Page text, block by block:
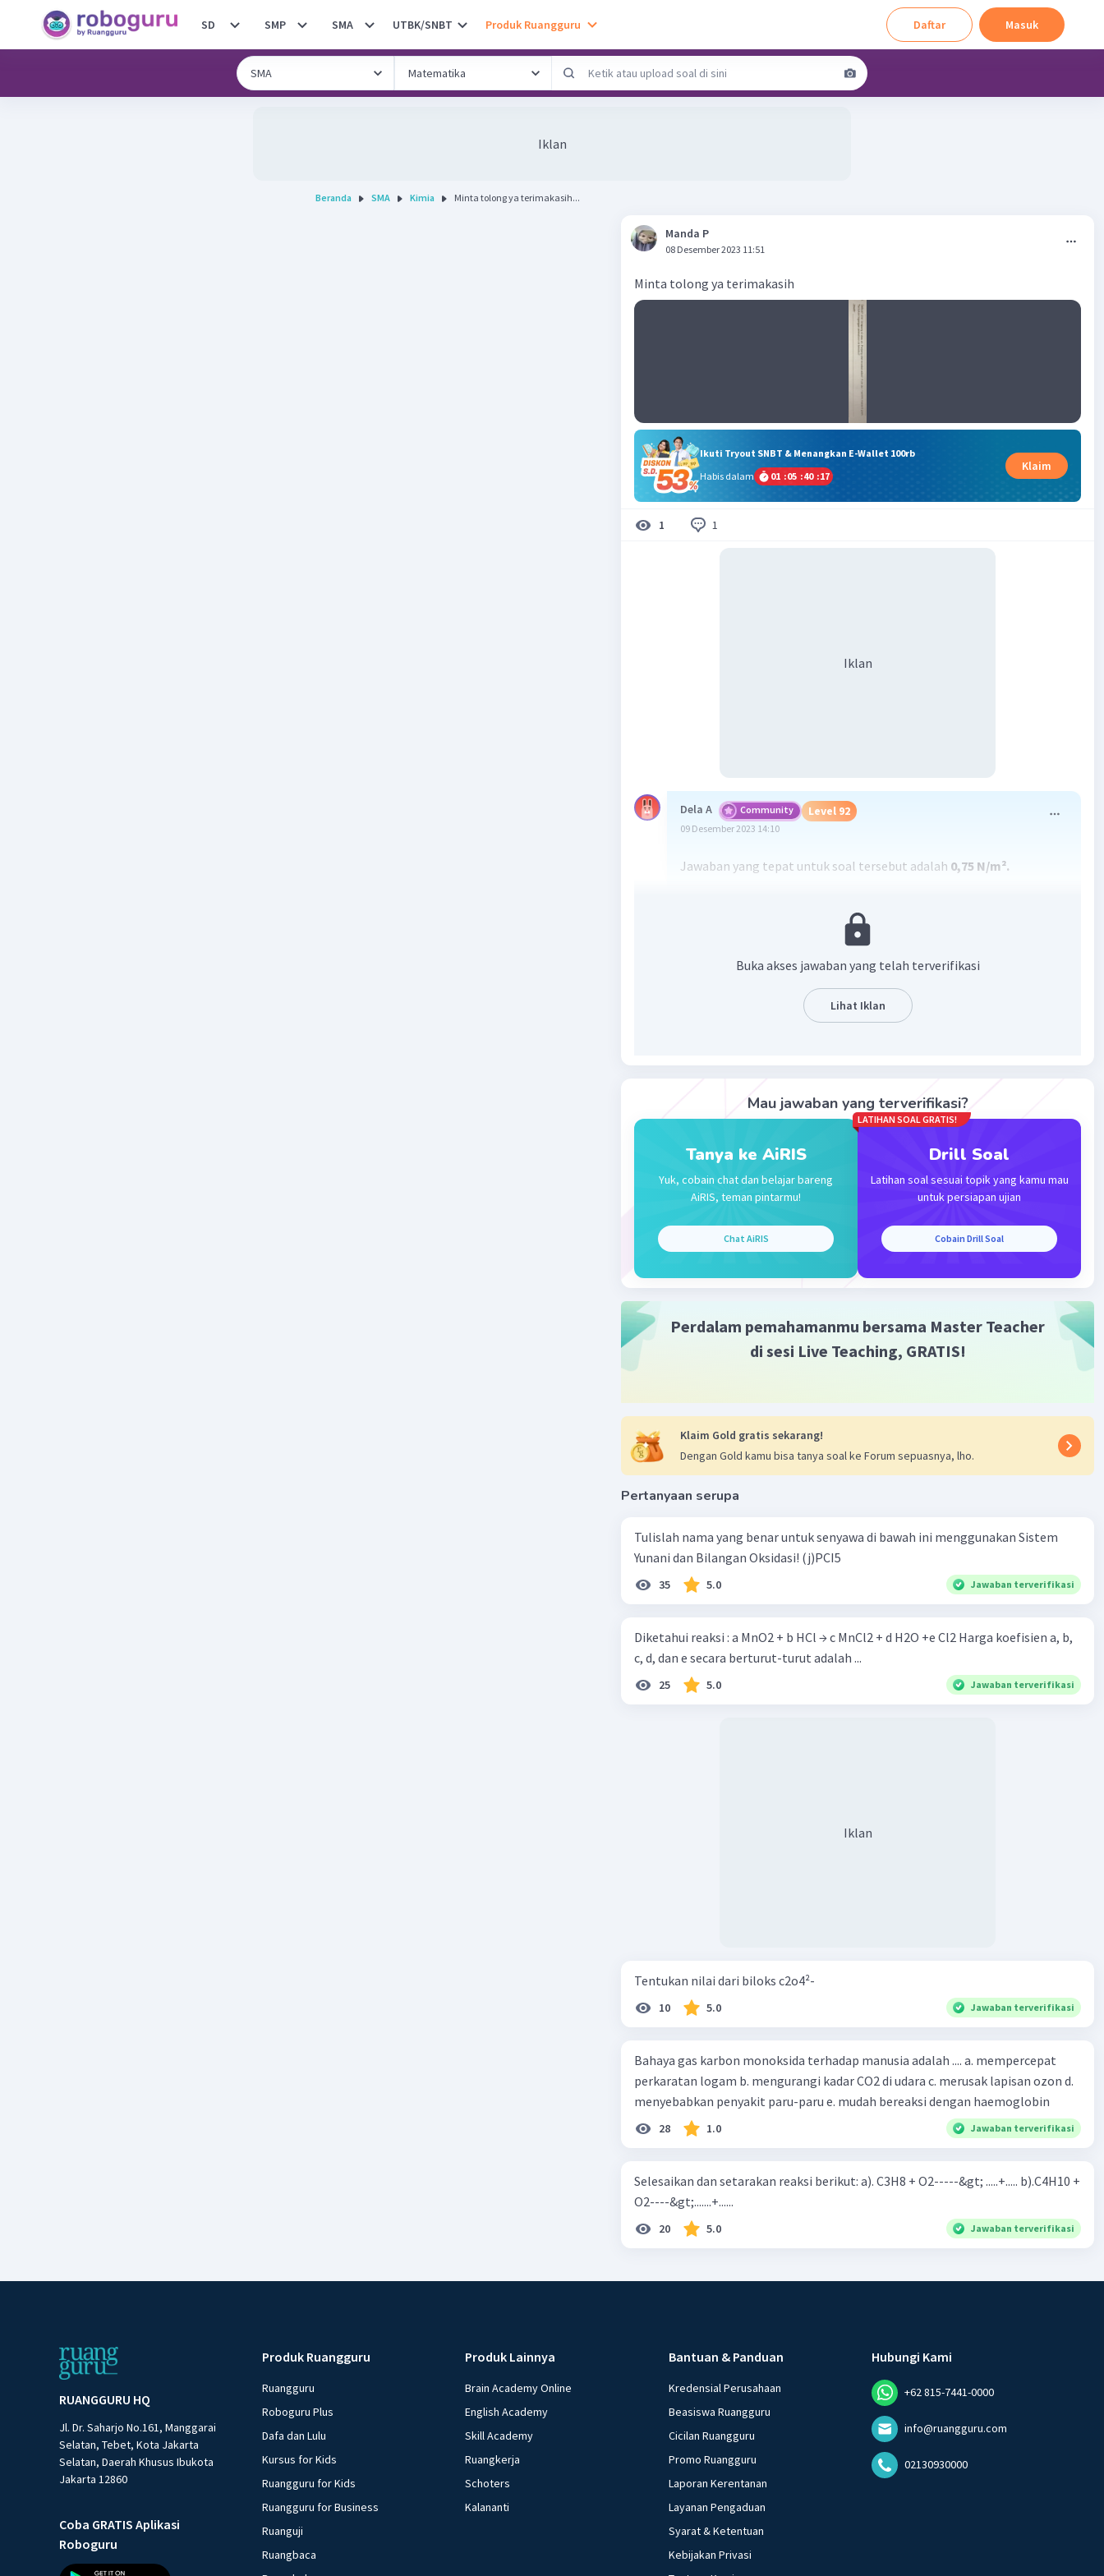
SD SMP SMA UTBK/SNBT Produk Ruangguru Daftar Masuk
Iklan
Beranda SMA Kimia Minta tolong ya terimakasih...
Manda P
08 Desember 2023 11:51
Minta tolong ya terimakasih
Ikuti Tryout SNBT & Menangkan E-Wallet 100rb
Habis dalam
01 :05 :40 :17
Klaim
1 1
Iklan
Dela A Community Level 92
09 Desember 2023 14:10
Jawaban yang tepat untuk soal tersebut adalah 0,75 N/m².
Buka akses jawaban yang telah terverifikasi
Lihat Iklan
Mau jawaban yang terverifikasi?
Tanya ke AiRIS
Yuk, cobain chat dan belajar bareng
AiRIS, teman pintarmu!
Chat AiRIS
LATIHAN SOAL GRATIS!
Drill Soal
Latihan soal sesuai topik yang kamu mau
untuk persiapan ujian
Cobain Drill Soal
Perdalam pemahamanmu bersama Master Teacher
di sesi Live Teaching, GRATIS!
Klaim Gold gratis sekarang!
Dengan Gold kamu bisa tanya soal ke Forum sepuasnya, lho.
Pertanyaan serupa
Tulislah nama yang benar untuk senyawa di bawah ini menggunakan Sistem
Yunani dan Bilangan Oksidasi! (j)PCI5
35 5.0 Jawaban terverifikasi
Diketahui reaksi : a MnO2 + b HCl → c MnCl2 + d H2O +e Cl2 Harga koefisien a, b,
c, d, dan e secara berturut-turut adalah ...
25 5.0 Jawaban terverifikasi
Iklan
Tentukan nilai dari biloks c2o4²-
10 5.0 Jawaban terverifikasi
Bahaya gas karbon monoksida terhadap manusia adalah .... a. mempercepat
perkaratan logam b. mengurangi kadar CO2 di udara c. merusak lapisan ozon d.
menyebabkan penyakit paru-paru e. mudah bereaksi dengan haemoglobin
28 1.0 Jawaban terverifikasi
Selesaikan dan setarakan reaksi berikut: a). C3H8 + O2-----&gt; .....+..... b).C4H10 +
O2----&gt;.......+......
20 5.0 Jawaban terverifikasi
RUANGGURU HQ
Jl. Dr. Saharjo No.161, Manggarai
Selatan, Tebet, Kota Jakarta
Selatan, Daerah Khusus Ibukota
Jakarta 12860
Coba GRATIS Aplikasi
Roboguru
Produk Ruangguru
Ruangguru
Roboguru Plus
Dafa dan Lulu
Kursus for Kids
Ruangguru for Kids
Ruangguru for Business
Ruanguji
Ruangbaca
Produk Lainnya
Brain Academy Online
English Academy
Skill Academy
Ruangkerja
Schoters
Kalananti
Bantuan & Panduan
Kredensial Perusahaan
Beasiswa Ruangguru
Cicilan Ruangguru
Promo Ruangguru
Laporan Kerentanan
Layanan Pengaduan
Syarat & Ketentuan
Kebijakan Privasi
Hubungi Kami
+62 815-7441-0000
info@ruangguru.com
02130930000